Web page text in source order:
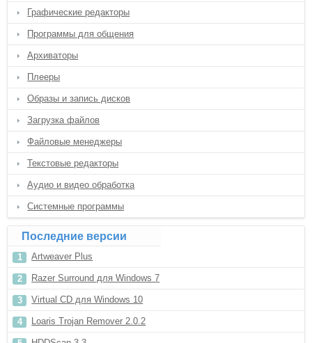
Графические редакторы
Программы для общения
Архиваторы
Плееры
Образы и запись дисков
Загрузка файлов
Файловые менеджеры
Текстовые редакторы
Аудио и видео обработка
Системные программы
Последние версии
Artweaver Plus
Razer Surround для Windows 7
Virtual CD для Windows 10
Loaris Trojan Remover 2.0.2